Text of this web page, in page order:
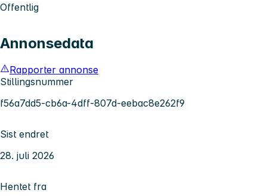
Offentlig
Annonsedata
Rapporter annonse
Stillingsnummer
f56a7dd5-cb6a-4dff-807d-eebac8e262f9
Sist endret
28. juli 2026
Hentet fra